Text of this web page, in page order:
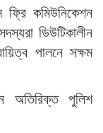
কমিউনিকেশন
ডিউটিকালীন
পালনে সক্ষম
অতিরিক্ত পুলিশ